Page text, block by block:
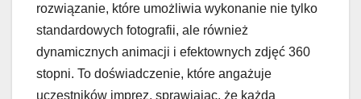
rozwiązanie, które umożliwia wykonanie nie tylko
standardowych fotografii, ale również
dynamicznych animacji i efektownych zdjęć 360
stopni. To doświadczenie, które angażuje
uczestników imprez, sprawiając, że każda